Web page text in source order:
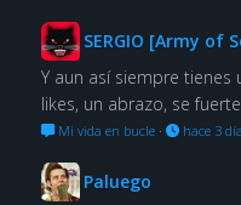
SERGIO [Army of
Y aun así siempre
likes, un abrazo, se
Mi vida en bucle· hace 3
Paluego